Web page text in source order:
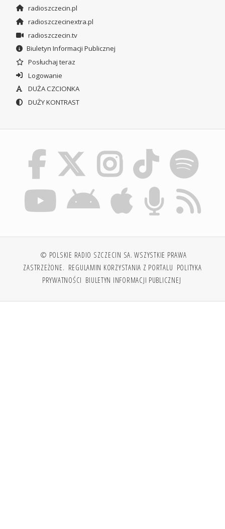
radioszczecin.pl
radioszczecinextra.pl
radioszczecin.tv
Biuletyn Informacji Publicznej
Posłuchaj teraz
Logowanie
DUŻA CZCIONKA
DUŻY KONTRAST
© POLSKIE RADIO SZCZECIN SA. WSZYSTKIE PRAWA
ZASTRZEŻONE. REGULAMIN KORZYSTANIA Z PORTALU POLITYKA
PRYWATNOŚCI BIULETYN INFORMACJI PUBLICZNEJ